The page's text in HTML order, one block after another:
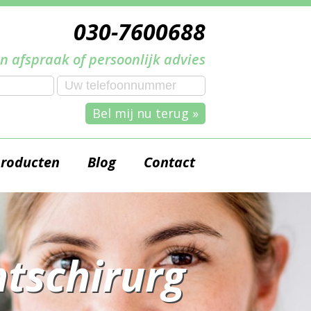
030-7600688
afspraak of persoonlijk advies
Bel mij nu terug »
Blog Contact